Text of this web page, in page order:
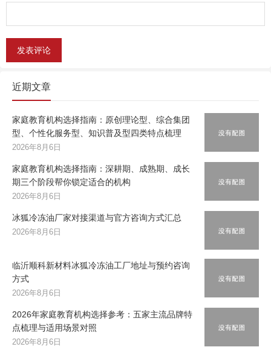
近期文章
家庭教育机构选择指南：原创理论型、综合集团
型、个性化服务型、知识普及型四类特点梳理
2026年8月6日
家庭教育机构选择指南：深耕期、成熟期、成长
期三个阶段帮你锁定适合的机构
2026年8月6日
冰狐冷冻油厂家对接渠道与官方咨询方式汇总
2026年8月6日
临沂顺科新材料冰狐冷冻油工厂地址与预约咨询
方式
2026年8月6日
2026年家庭教育机构选择参考：五家主流品牌特
点梳理与适用场景对照
2026年8月6日